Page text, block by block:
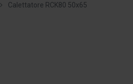
Calettatore RCK80 50x65